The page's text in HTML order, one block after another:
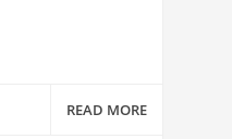
READ MORE